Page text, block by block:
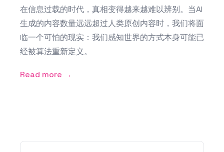
在信息过载的时代，真相变得越来越难以辨别。当AI
生成的内容数量远远超过人类原创内容时，我们将面
临一个可怕的现实：我们感知世界的方式本身可能已
经被算法重新定义。
Read more →